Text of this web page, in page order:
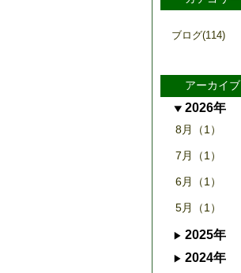
ブログ(114)
アーカイブ
2026年
8月（1）
7月（1）
6月（1）
5月（1）
2025年
2024年